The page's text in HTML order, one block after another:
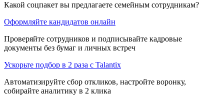
Какой соцпакет вы предлагаете семейным сотрудникам?
Оформляйте кандидатов онлайн
Проверяйте сотрудников и подписывайте кадровые
документы без бумаг и личных встреч
Ускорьте подбор в 2 раза с Talantix
Автоматизируйте сбор откликов, настройте воронку,
собирайте аналитику в 2 клика